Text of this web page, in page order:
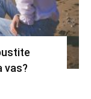
vas?